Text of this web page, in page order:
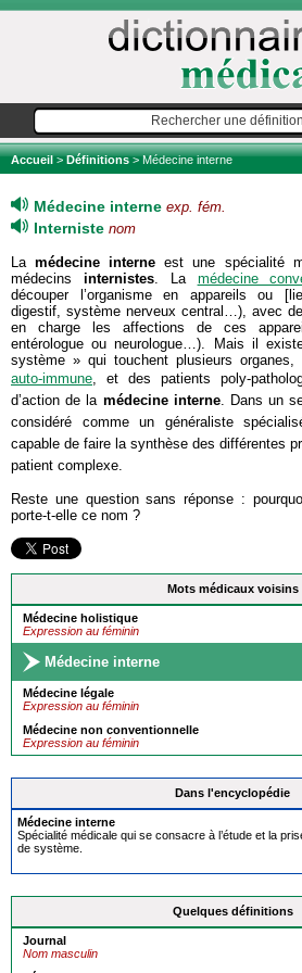
Accueil>Définitions> Médecine interne
Mots médicaux voisins
Médecine holistique
Expression au féminin
Médecine interne
Médecine légale
Expression au féminin
Médecine non conventionnelle
Expression au féminin
Dans l'encyclopédie
Médecine interne
Spécialité médicale qui se consacre à l’étude et la
de système.
Quelques définitions
Journal
Nom masculin
Médecine interne exp. fém.
Interniste nom
Lamédecine interne est une spécialité
médecins internistes. La médecine
découper l’organisme en appareils ou
digestif, système nerveux central…), avec
en charge les affections de ces
entérologue ou neurologue…). Mais il
système » qui touchent plusieurs organes,
auto-immune, et des patients poly-
d’action de la médecine interne. Dans un
considéré comme un généraliste
capable de faire la synthèse des différentes
patient complexe.
Reste une question sans réponse :
porte-t-elle ce nom ?